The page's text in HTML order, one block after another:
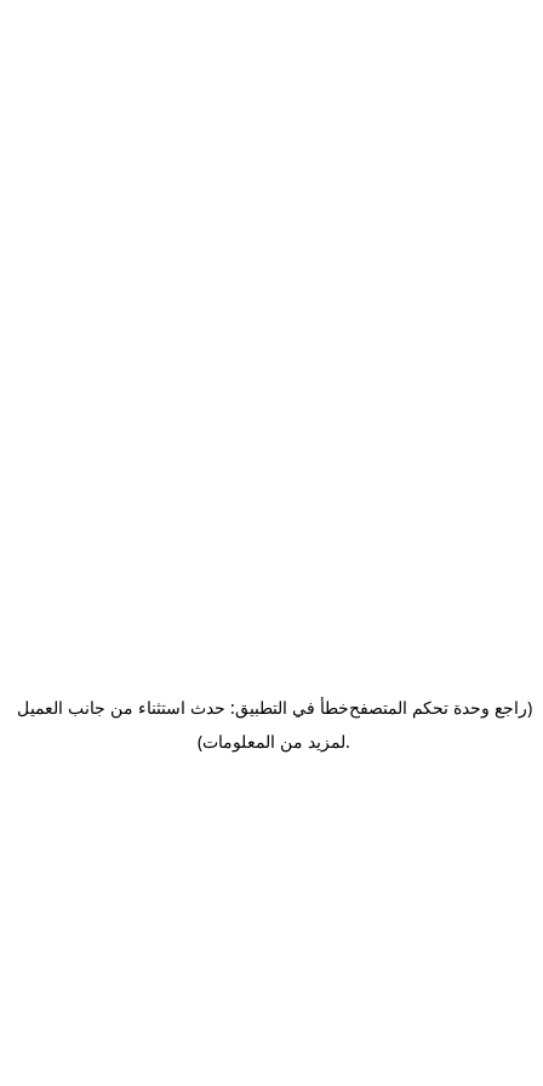
خطأ في التطبيق: حدث استثناء من جانب العميل(راجع وحدة تحكم المتصفح
لمزيد من المعلومات).